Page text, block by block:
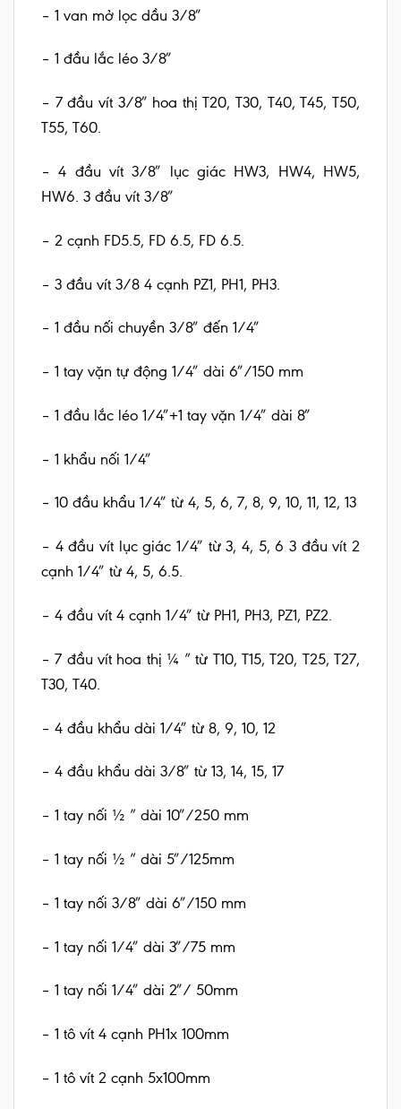
– 1 van mở lọc dầu 3/8″
– 1 đầu lắc léo 3/8″
– 7 đầu vít 3/8″ hoa thị T20, T30, T40, T45, T50,
T55, T60.
– 4 đầu vít 3/8″ lục giác HW3, HW4, HW5,
HW6. 3 đầu vít 3/8″
– 2 cạnh FD5.5, FD 6.5, FD 6.5.
– 3 đầu vít 3/8 4 cạnh PZ1, PH1, PH3.
– 1 đầu nối chuyền 3/8″ đến 1/4″
– 1 tay vặn tự động 1/4″ dài 6″/150 mm
– 1 đầu lắc léo 1/4″+1 tay vặn 1/4″ dài 8″
– 1 khẩu nối 1/4″
– 10 đầu khẩu 1/4″ từ 4, 5, 6, 7, 8, 9, 10, 11, 12, 13
– 4 đầu vít lục giác 1/4″ từ 3, 4, 5, 6 3 đầu vít 2
cạnh 1/4″ từ 4, 5, 6.5.
– 4 đầu vít 4 cạnh 1/4″ từ PH1, PH3, PZ1, PZ2.
– 7 đầu vít hoa thị ¼ ” từ T10, T15, T20, T25, T27,
T30, T40.
– 4 đầu khẩu dài 1/4″ từ 8, 9, 10, 12
– 4 đầu khẩu dài 3/8″ từ 13, 14, 15, 17
– 1 tay nối ½ ” dài 10″/250 mm
– 1 tay nối ½ ” dài 5″/125mm
– 1 tay nối 3/8″ dài 6″/150 mm
– 1 tay nối 1/4″ dài 3″/75 mm
– 1 tay nối 1/4″ dài 2″/ 50mm
– 1 tô vít 4 cạnh PH1x 100mm
– 1 tô vít 2 cạnh 5x100mm